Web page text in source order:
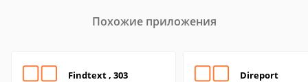
Похожие приложения
Findtext , 303 Direport